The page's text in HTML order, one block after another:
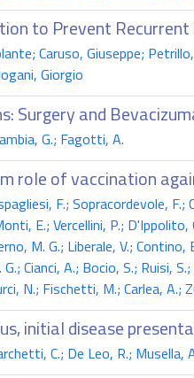
to Prevent
Caruso, Giuseppe;
Giorgio
Surgery and
G.; Fagotti, A.
role of vaccination
F.; Sopracordevole, F.;
E.; Vercellini, P.;
M. G.; Liberale, V.;
Cianci, A.; Bocio, S.; Ruisi,
N.; Fischetti, M.; Carlea, A.;
initial disease
C.; De Leo, R.; Musella,